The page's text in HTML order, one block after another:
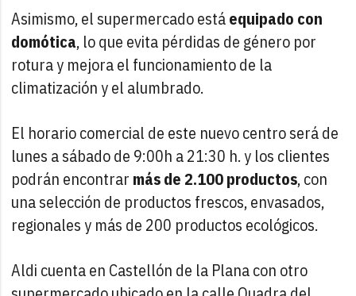
Asimismo, el supermercado estáequipado con
domótica, lo que evita pérdidas de género por
rotura y mejora el funcionamiento de la
climatización y el alumbrado.
El horario comercial de este nuevo centro será de
lunes a sábado de 9:00h a 21:30 h. y los clientes
podrán encontrar más de 2.100 productos, con
una selección de productos frescos, envasados,
regionales y más de 200 productos ecológicos.
Aldi cuenta en Castellón de la Plana con otro